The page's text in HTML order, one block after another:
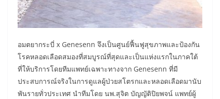
อมตยากระบี่ x Genesenn จึงเป็นศูนย์ฟื้นฟูสุขภาพและป้องกัน
โรคหลอดเลือดสมองที่สมบูรณ์ที่สุดและเป็นแห่งแรกในภาคใต้
ที่ให้บริการโดยทีมแพทย์เฉพาะทางจาก Genesenn ที่มี
ประสบการณ์จริงในการดูแลผู้ป่วยสโตรกและหลอดเลือดมานับ
พันรายทั่วประเทศ นำทีมโดย นพ.สุจิต บัญญัติปิยพจน์ แพทย์ผู้